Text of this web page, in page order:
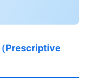
Prescriptive